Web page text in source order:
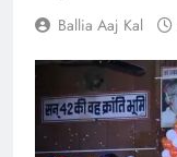
Ballia Aaj Kal